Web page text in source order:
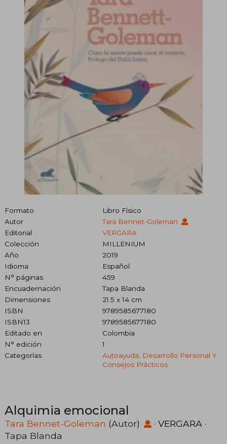
Formato
Libro Físico
Autor
Tara Bennet-Goleman
Editorial
VERGARA
Colección
MILLENIUM
Año
2019
Idioma
Español
N° páginas
459
Encuadernación
Tapa Blanda
Dimensiones
21.5 x 14 cm
ISBN
9789585677180
ISBN13
9789585677180
Editado en
Colombia
N° edición
1
Categorías
Autoayuda, Desarrollo Personal Y
Consejos Prácticos
Alquimia emocional
Tara Bennet-Goleman (Autor) · VERGARA ·
Tapa Blanda